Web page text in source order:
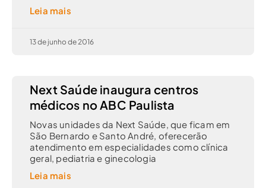
Leia mais
13 de junho de 2016
Next Saúde inaugura centros
médicos no ABC Paulista
Novas unidades da Next Saúde, que ficam em
São Bernardo e Santo André, oferecerão
atendimento em especialidades como clínica
geral, pediatria e ginecologia
Leia mais